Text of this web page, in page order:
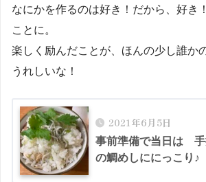
なにかを作るのは好き！だから、好き
ことに。
楽しく励んだことが、ほんの少し誰か
うれしいな！
2021年6月5日
事前準備で当日は
の鯛めしににっこ